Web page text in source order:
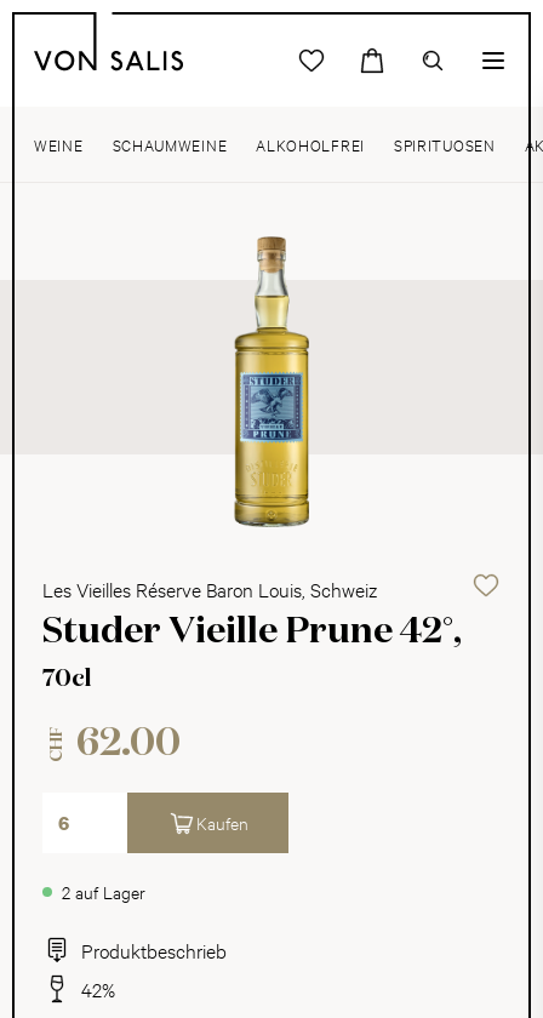
WEINE SCHAUMWEINE ALKOHOLFREI SPIRITUOSEN
Les Vieilles Réserve Baron Louis, Schweiz
Studer Vieille Prune 42°,
70cl
Produktbeschrieb
42%
2 auf Lager
CHF 62.00
Kaufen